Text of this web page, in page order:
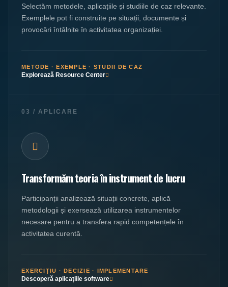
Selectăm metodele, aplicațiile și studiile de caz relevante.
Exemplele pot fi construite pe situații, documente și
provocări întâlnite în activitatea organizației.
METODE · EXEMPLE · STUDII DE CAZ
Explorează Resource Center
03 / APLICARE
Transformăm teoria în instrument de lucru
Participanții analizează situații concrete, aplică
metodologii și exersează utilizarea instrumentelor
necesare pentru a transfera rapid competențele în
activitatea curentă.
EXERCIȚIU · DECIZIE · IMPLEMENTARE
Descoperă aplicațiile software